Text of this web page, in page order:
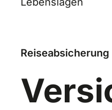
Reiseabsicherung